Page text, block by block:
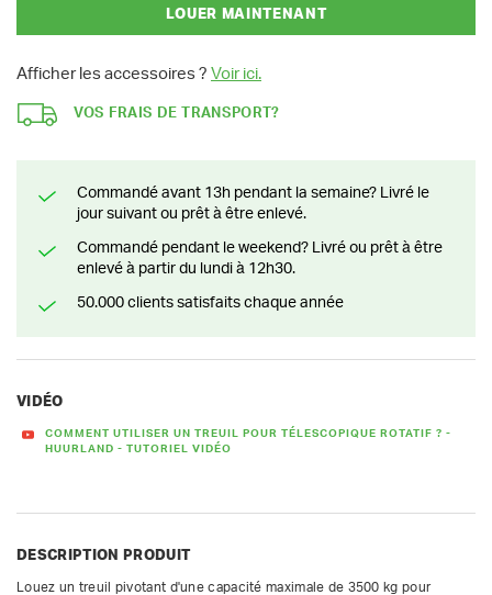
LOUER MAINTENANT
Afficher les accessoires ? Voir ici.
VOS FRAIS DE TRANSPORT?
Commandé avant 13h pendant la semaine? Livré le
jour suivant ou prêt à être enlevé.
Commandé pendant le weekend? Livré ou prêt à être
enlevé à partir du lundi à 12h30.
50.000 clients satisfaits chaque année
VIDÉO
COMMENT UTILISER UN TREUIL POUR TÉLESCOPIQUE ROTATIF ? -
HUURLAND - TUTORIEL VIDÉO
DESCRIPTION PRODUIT
Louez un treuil pivotant d'une capacité maximale de 3500 kg pour